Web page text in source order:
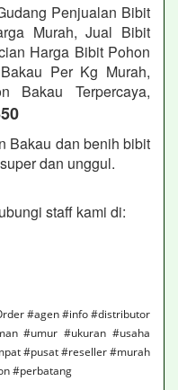
Penjualan Bibit
Murah, Jual Bibit
Harga Bibit Pohon
Per Kg Murah,
Bakau Terpercaya,
Bakau dan benih bibit
dan unggul.
staff kami di:
#agen #info #distributor
#umur #ukuran #usaha
#pusat #reseller #murah
#perbatang